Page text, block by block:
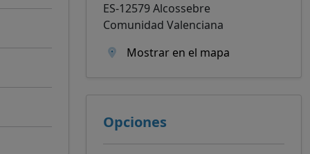
ES-12579 Alcossebre
Comunidad Valenciana
Mostrar en el mapa
Opciones